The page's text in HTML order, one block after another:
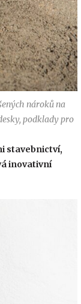
nároků na
podklady pro
stavebnictví,
inovativní